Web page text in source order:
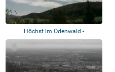
Höchst im Odenwald -
Hetschbach